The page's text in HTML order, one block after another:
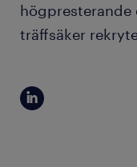
högpresterande
träffsäker